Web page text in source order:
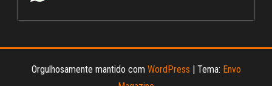
Orgulhosamente mantido com WordPress Tema: Envo